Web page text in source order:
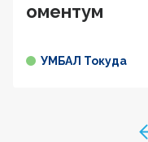
оментум
УМБАЛ Токуда